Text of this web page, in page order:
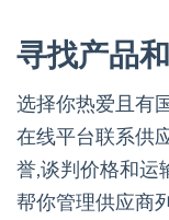
寻找产品
选择你热爱且有
在线平台联系供
誉,谈判价格和运
帮你管理供应商